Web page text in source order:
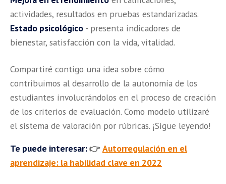
actividades, resultados en pruebas estandarizadas.
Estado psicológico - presenta indicadores de
bienestar, satisfacción con la vida, vitalidad.
Compartiré contigo una idea sobre cómo
contribuimos al desarrollo de la autonomía de los
estudiantes involucrándolos en el proceso de creación
de los criterios de evaluación. Como modelo utilizaré
el sistema de valoración por rúbricas. ¡Sigue leyendo!
Te puede interesar:👉 Autorregulación en el
aprendizaje: la habilidad clave en 2022